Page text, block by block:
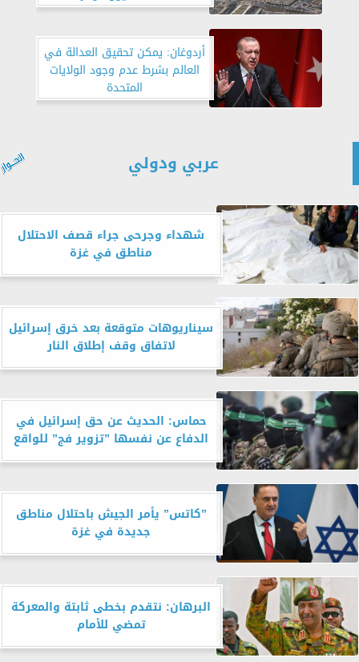
أردوغان: يمكن تحقيق العدالة في
العالم بشرط عدم وجود الولايات
المتحدة
عربي ودولي
شهداء وجرحى جراء قصف الاحتلال
مناطق في غزة
سيناريوهات متوقعة بعد خرق إسرائيل
لاتفاق وقف إطلاق النار
حماس: الحديث عن حق إسرائيل في
الدفاع عن نفسها ”تزوير فج” للواقع
”كاتس” يأمر الجيش باحتلال مناطق
جديدة في غزة
البرهان: نتقدم بخطى ثابتة والمعركة
تمضي للأمام